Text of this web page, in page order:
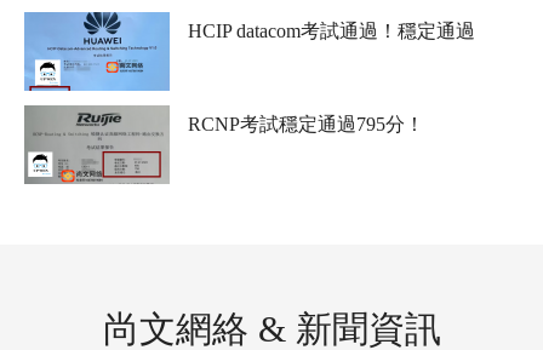
RCNP考試通過，這個分數比較絕！是個狠人
HCIP datacom考試通過！穩定通過
RCNP考試穩定通過795分！
尚文網絡 & 新聞資訊